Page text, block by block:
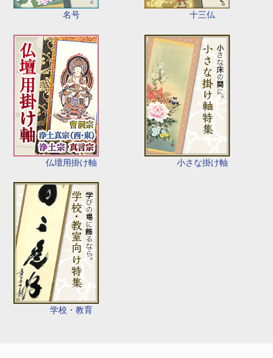
名号 十三仏
仏壇用掛け軸 小さな掛け軸
学校・教育